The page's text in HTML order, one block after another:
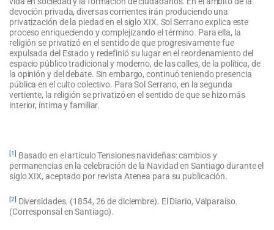
devoción privada, diversas corrientes irán produciendo una
privatización de la piedad en el siglo XIX. Sol Serrano explica este
proceso enriqueciendo y complejizando el término. Para ella, la
religión se privatizó en el sentido de que progresivamente fue
expulsada del Estado y redefinió su lugar en el reordenamiento del
espacio público tradicional y moderno, de las calles, de la política, de
la opinión y del debate. Sin embargo, continuó teniendo presencia
pública en el culto colectivo. Para Sol Serrano, en la segunda
vertiente, la religión se privatizó en el sentido de que se hizo más
interior, íntima y familiar.
[1] Basado en el artículo Tensiones navideñas: cambios y
permanencias en la celebración de la Navidad en Santiago durante el
siglo XIX, aceptado por revista Atenea para su publicación.
[2] Diversidades. (1854, 26 de diciembre). El Diario, Valparaíso.
(Corresponsal en Santiago).